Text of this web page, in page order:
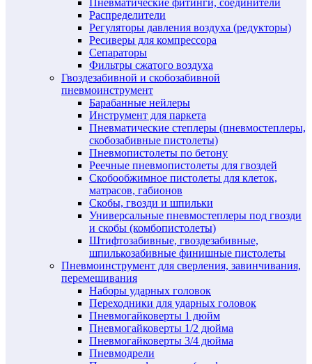
Пневматические фитинги, соединители
Распределители
Регуляторы давления воздуха (редукторы)
Ресиверы для компрессора
Сепараторы
Фильтры сжатого воздуха
Гвоздезабивной и скобозабивной
пневмоинструмент
Барабанные нейлеры
Инструмент для паркета
Пневматические степлеры (пневмостеплеры,
скобозабивные пистолеты)
Пневмопистолеты по бетону
Реечные пневмопистолеты для гвоздей
Скобообжимное пистолеты для клеток,
матрасов, габионов
Скобы, гвозди и шпильки
Универсальные пневмостеплеры под гвозди
и скобы (комбопистолеты)
Штифтозабивные, гвоздезабивные,
шпилькозабивные финишные пистолеты
Пневмоинструмент для сверления, завинчивания,
перемешивания
Наборы ударных головок
Переходники для ударных головок
Пневмогайковерты 1 дюйм
Пневмогайковерты 1/2 дюйма
Пневмогайковерты 3/4 дюйма
Пневмодрели